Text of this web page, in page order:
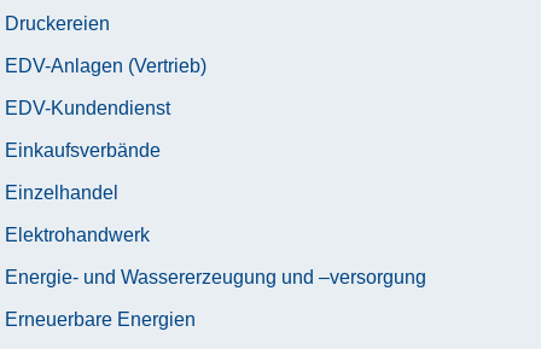
Druckereien
EDV-Anlagen (Vertrieb)
EDV-Kundendienst
Einkaufsverbände
Einzelhandel
Elektrohandwerk
Energie- und Wassererzeugung und –versorgung
Erneuerbare Energien